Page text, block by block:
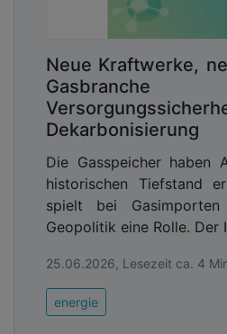
Neue Kraftwerke,
Gasbranche
Dekarbonisierung
Die Gasspeicher haben
historischen Tiefstand
spielt bei
Geopolitik eine Rolle. Der
25.06.2026, Lesezeit ca. 4
energie